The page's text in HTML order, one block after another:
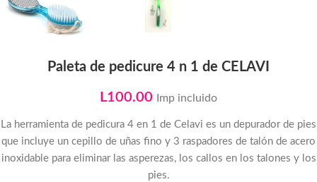
Paleta de pedicure 4 n 1 de CELAVI
L100.00 Imp incluido
La herramienta de pedicura 4 en 1 de Celavi es un depurador de pies
que incluye un cepillo de uñas fino y 3 raspadores de talón de acero
inoxidable para eliminar las asperezas, los callos en los talones y los
pies.